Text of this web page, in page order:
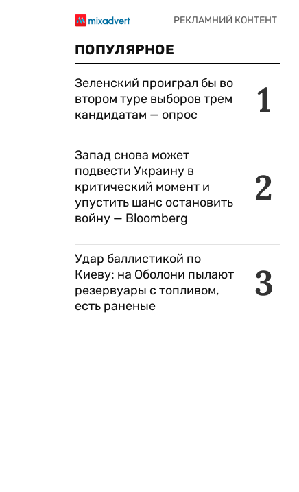
ПОПУЛЯРНОЕ
1
Зеленский проиграл бы во
втором туре выборов трем
кандидатам — опрос
2
Запад снова может
подвести Украину в
критический момент и
упустить шанс остановить
войну — Bloomberg
3
Удар баллистикой по
Киеву: на Оболони пылают
резервуары с топливом,
есть раненые